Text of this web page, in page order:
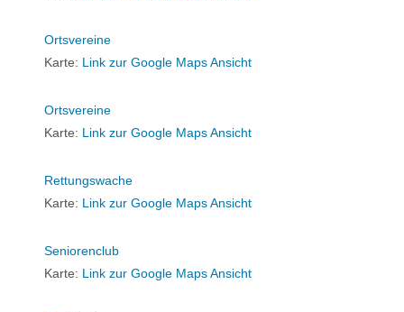
Ortsvereine
Karte: Link zur Google Maps Ansicht
Ortsvereine
Karte: Link zur Google Maps Ansicht
Rettungswache
Karte: Link zur Google Maps Ansicht
Seniorenclub
Karte: Link zur Google Maps Ansicht